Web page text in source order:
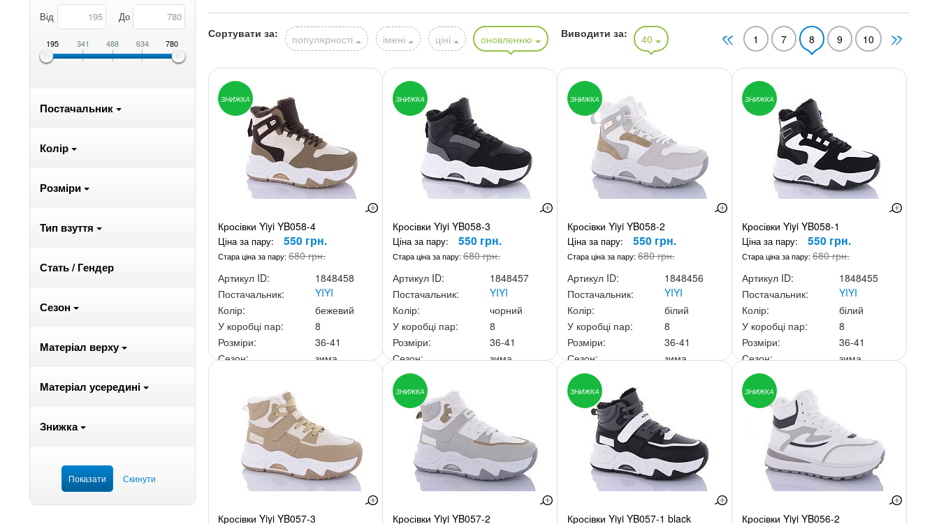
Від До
195 341 488 634 780
Постачальник
Колір
Розміри
Тип взуття
Стать / Гендер
Сезон
Матеріал верху
Матеріал усередині
Знижка
Сортувати за: популярності імені ціні оновленню Виводити за: 40 1 7 8 9 10
ЗНИЖКА
Кросівки Yiyi YB058-4
Ціна за пару: 550 грн.
Стара ціна за пару:680 грн.
Артикул ID:
1848458
Постачальник:
YIYI
Колір:
бежевий
У коробці пар:
8
Розміри:
36-41
Сезон:
зима
ЗНИЖКА
Кросівки Yiyi YB058-3
Ціна за пару: 550 грн.
Стара ціна за пару: 680 грн.
Артикул ID:
1848457
Постачальник:
YIYI
Колір:
чорний
У коробці пар:
8
Розміри:
36-41
Сезон:
зима
Ціна за скриньку:
ЗНИЖКА
Кросівки Yiyi YB058-2
Ціна за пару: 550 грн.
Стара ціна за пару: 680 грн.
Артикул ID:
1848456
Постачальник:
YIYI
Колір:
білий
У коробці пар:
8
Розміри:
36-41
Сезон:
зима
Ціна за скриньку:
ЗНИЖКА
Кросівки Yiyi YB058-1
Ціна за пару: 550 грн.
Стара ціна за пару:680 грн.
Артикул ID:
1848455
Постачальник:
YIYI
Колір:
білий
У коробці пар:
8
Розміри:
36-41
Сезон:
зима
Ціна за скриньку:
Кросівки Yiyi YB057-3
ЗНИЖКА
Кросівки Yiyi YB057-2
ЗНИЖКА
Кросівки Yiyi YB057-1 black
ЗНИЖКА
Кросівки Yiyi YB056-2